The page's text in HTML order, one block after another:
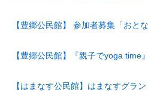
【豊郷公民館】 参加者募集「おと
【豊郷公民館】『親子でyoga time
【はまなす公民館】はまなすグラ